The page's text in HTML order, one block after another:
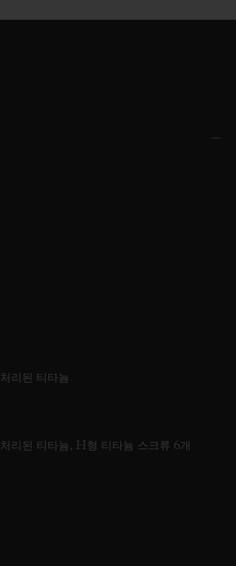
리된 티타늄
리된 티타늄, H형 티타늄 스크류 6개